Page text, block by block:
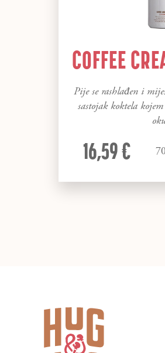
COFFEE
Pije se rashlađen i
sastojak koktela
16,59 €